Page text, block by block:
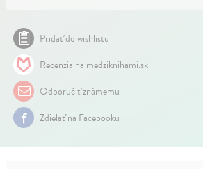
Pridať do wishlistu
Recenzia na medziknihami.sk
Odporučiť známemu
Zdielať na Facebooku